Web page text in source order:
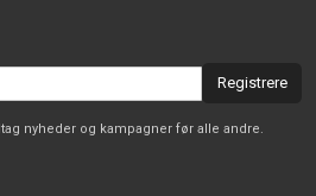
Registrere
nyheder og kampagner før alle andre.